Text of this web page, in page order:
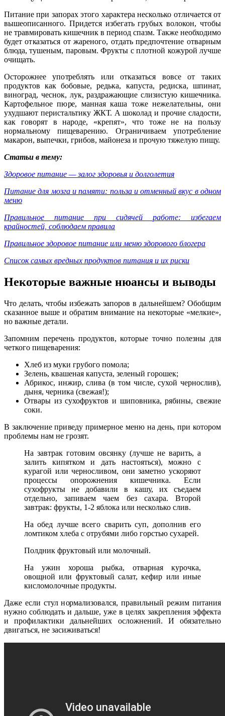
Питание при запорах этого характера несколько отличается от
вышеописанного. Придется избегать грубых волокон, чтобы
не травмировать кишечник в период спазм. Также необходимо
будет отказаться от жареного, отдать предпочтение отварным
блюда, тушеным, паровым. Фрукты с плотной кожурой лучше
очищать.
Осторожнее употреблять или отказаться вовсе от таких
продуктов как бобовые, редька, капуста, редиска, шпинат,
виноград, чеснок, лук, раздражающие слизистую кишечника.
Картофельное пюре, манная каша тоже нежелательны, они
ухудшают перистальтику ЖКТ. А шоколад и прочие сладости,
как говорят в народе, «крепят», что тоже не на пользу
нормальному пищеварению. Ограничиваем употребление
макарон, выпечки, грибов, майонеза и прочую тяжелую пищу.
Статьи в тему:
Здоровое питание — залог здоровья и долголетия
Питание для мозга и памяти: польза и отменный вкус в одном
меню
Правильное питание при сидячей работе: избегаем
крайностей, соблюдаем правила
Правильное здоровое питание или меню здорового блогера
Список самых вредных продуктов питания и их риски
Некоторые важные нюансы и выводы
Что делать, чтобы избежать запоров в дальнейшем? Обобщим
сказанное выше и обратим внимание на некоторые «мелкие»,
но важные детали.
Запомним перечень продуктов, которые точно полезны для
четкого пищеварения:
Хлеб из муки грубого помола;
Зелень, квашеная капуста, зеленый горошек;
Абрикос, инжир, слива (в том числе, сухой чернослив),
дыня, черника (свежая!);
Отвары из сухофруктов и шиповника, рябины, свежие
соки.
В заключение приведу примерное меню на день, при котором
проблемы нам не грозят.
На завтрак готовим овсянку (лучше не варить, а
залить кипятком и дать настояться), можно с
курагой или черносливом, они заметно ускоряют
процессы опорожнения кишечника. Если
сухофрукты не добавили в кашу, их съедаем
отдельно, запиваем чаем без сахара. Второй
завтрак: фрукты, 1-2 яблока или несколько слив.
На обед лучше всего сварить суп, дополнив его
ломтиком хлеба с отрубями либо горстью сухарей.
Полдник фруктовый или молочный.
На ужин хороша рыбка, отварная курочка,
овощной или фруктовый салат, кефир или иные
кисломолочные продукты.
Даже если стул нормализовался, правильный режим питания
нужно соблюдать и дальше, уже в целях закрепления эффекта
и профилактики дальнейших осложнений. И обязательно
двигаться, не засиживаться!